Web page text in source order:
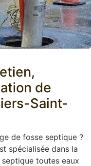
de
Saint-
de fosse septique ?
spécialisée dans la
toutes eaux